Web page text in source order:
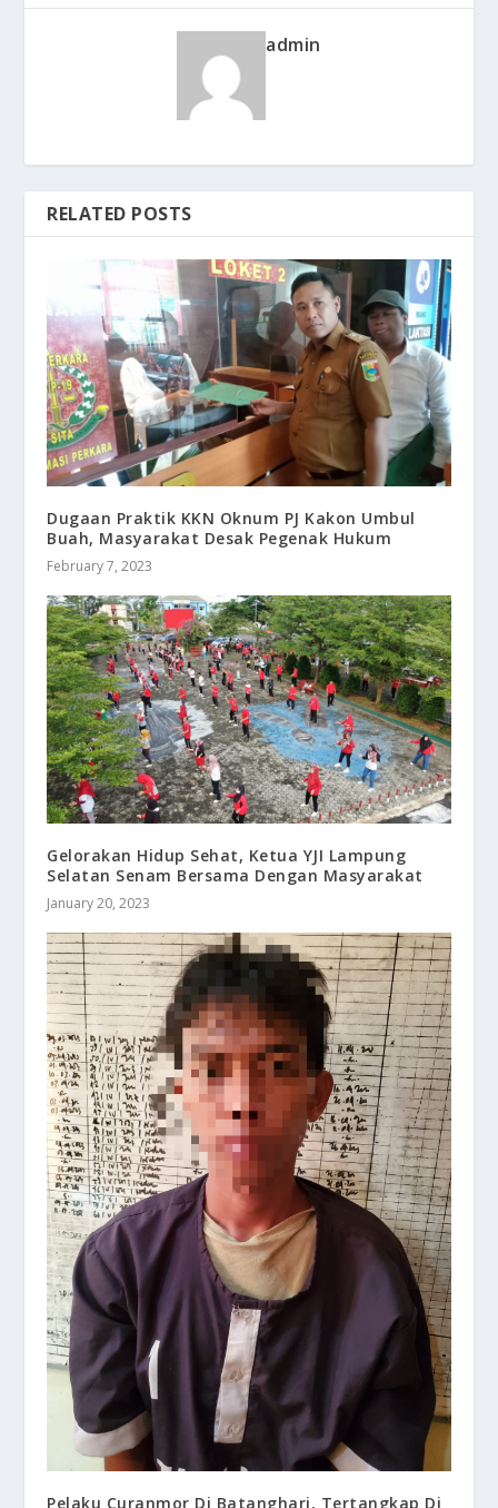
admin
RELATED POSTS
Dugaan Praktik KKN Oknum PJ Kakon Umbul
Buah, Masyarakat Desak Pegenak Hukum
February 7, 2023
Gelorakan Hidup Sehat, Ketua YJI Lampung
Selatan Senam Bersama Dengan Masyarakat
January 20, 2023
Pelaku Curanmor Di Batanghari, Tertangkap Di